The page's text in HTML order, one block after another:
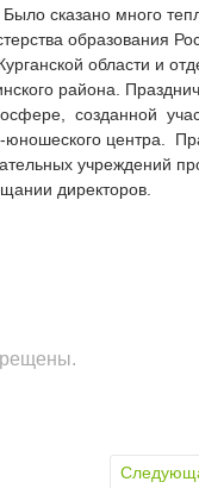
сказано много
образования
области и
района.
созданной
юношеского центра.
учреждений
директоров.